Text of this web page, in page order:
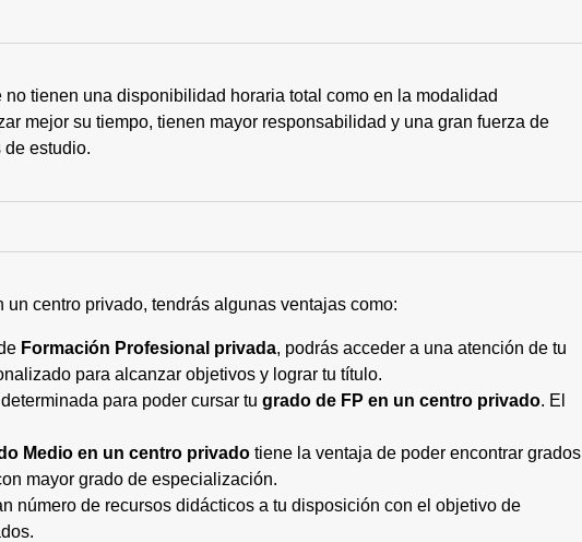
tienen una disponibilidad horaria total como en la modalidad
mejor su tiempo, tienen mayor responsabilidad y una gran fuerza de
estudio.
centro privado, tendrás algunas ventajas como:
Formación Profesional privada, podrás acceder a una atención de tu
para alcanzar objetivos y lograr tu título.
para poder cursar tu grado de FP en un centro privado. El
Medio en un centro privado tiene la ventaja de poder encontrar grados
mayor grado de especialización.
número de recursos didácticos a tu disposición con el objetivo de